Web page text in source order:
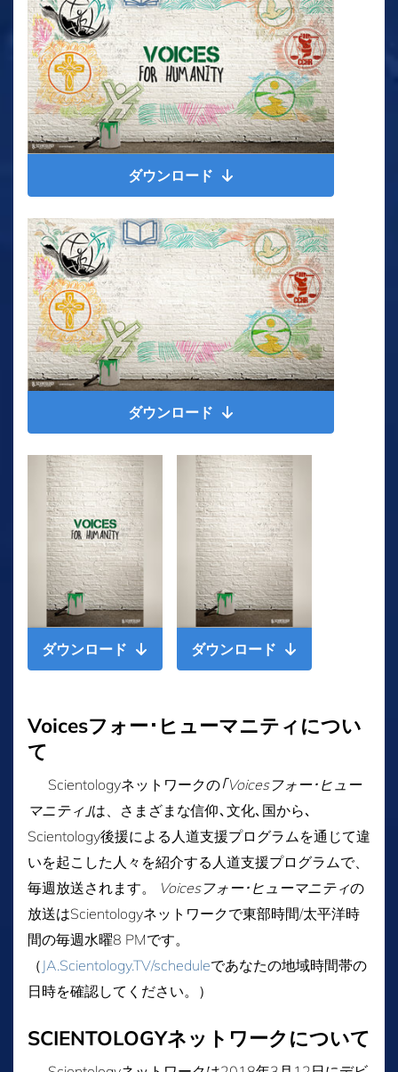
ダウンロード
ダウンロード
ダウンロード ダウンロード
Voicesフォー･ヒューマニティについ
て
Scientologyネットワークの｢Voicesフォー･ヒュー
マニティ｣は、さまざまな信仰､文化､国から､
Scientology後援による人道支援プログラムを通じて違
いを起こした人々を紹介する人道支援プログラムで、
毎週放送されます。
Voicesフォー･ヒューマニティの
放送はScientologyネットワークで東部時間/太平洋時
間の毎週水曜8 PMです。
（ JA.Scientology.TV/scheduleであなたの地域時間帯の
日時を確認してください。）
SCIENTOLOGYネットワークについて